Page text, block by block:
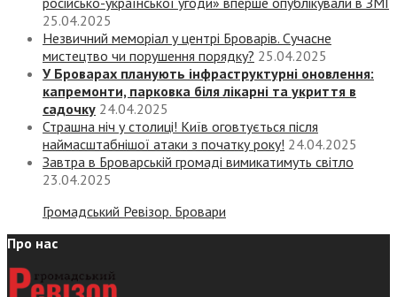
25.04.2025
Незвичний меморіал у центрі Броварів. Сучасне
мистецтво чи порушення порядку? 25.04.2025
У Броварах планують інфраструктурні оновлення:
капремонти, парковка біля лікарні та укриття в
садочку 24.04.2025
Страшна ніч у столиці! Київ оговтується після
наймасштабнішої атаки з початку року! 24.04.2025
Завтра в Броварській громаді вимикатимуть світло
23.04.2025
Громадський Ревізор. Бровари
Про нас